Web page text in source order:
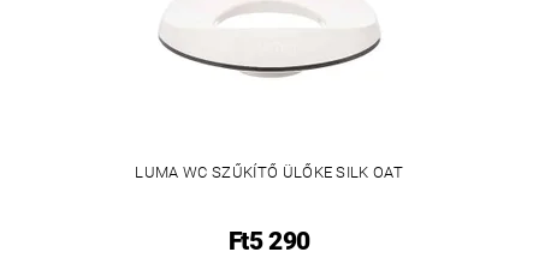
LUMA WC SZŰKÍTŐ ÜLŐKE SILK OAT
Ft5 290